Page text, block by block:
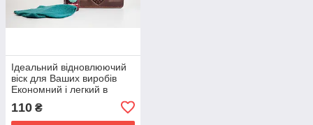
Ідеальний відновлюючий
віск для Ваших виробів
Економний і легкий в
110 ₴